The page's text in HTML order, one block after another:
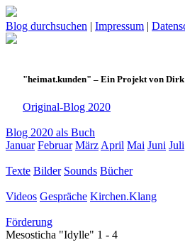
Blog durchsuchen | Impressum |
"heimat.kunden" – Ein Projekt von
Original-Blog 2020
Blog 2020 als Buch
Januar Februar März April Mai Juni Juli
Texte Bilder Sounds Bücher
Videos Gespräche Kirchen.Klang
Förderung
Mesosticha "Idylle" 1 - 4